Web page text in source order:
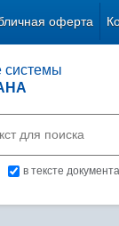
оферта
системы
в тексте документа